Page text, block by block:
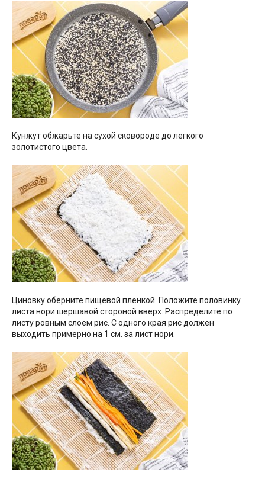
Кунжут обжарьте на сухой сковороде до легкого
золотистого цвета.
Циновку оберните пищевой пленкой. Положите половинку
листа нори шершавой стороной вверх. Распределите по
листу ровным слоем рис. С одного края рис должен
выходить примерно на 1 см. за лист нори.